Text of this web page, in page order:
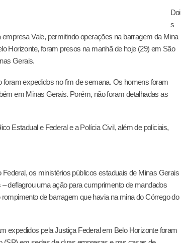
Doi
s
Vale, permitindo operações na barragem da Mina
Horizonte, foram presos na manhã de hoje (29) em São
Gerais.
expedidos no fim de semana. Os homens foram
em Minas Gerais. Porém, não foram detalhadas as
Estadual e Federal e a Polícia Civil, além de policiais,
os ministérios públicos estaduais de Minas Gerais
deflagrou uma ação para cumprimento de mandados
de barragem que havia na mina do Córrego do
expedidos pela Justiça Federal em Belo Horizonte foram